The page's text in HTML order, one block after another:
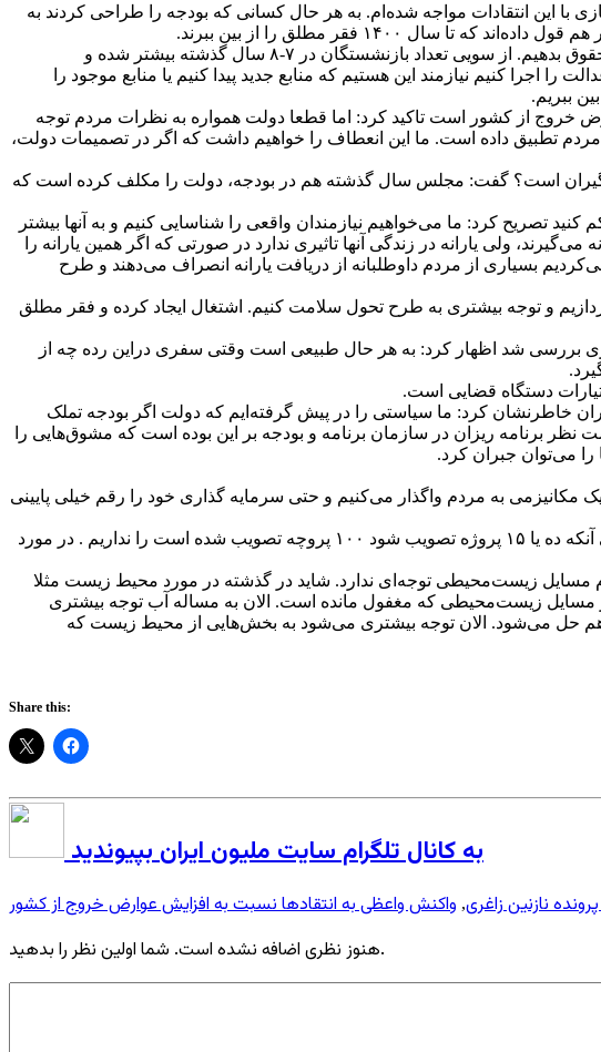
از کشور در لایحه بودجه ۹۷ اظهار کرد: ‌من هم در فضای مجازی با این انتقادات مواجه شده‌ام. به هر حال کسانی که بودجه را طراحی کردند به
فقر مطلق را از بین ببرند.
به گزارش آفتاب‌نیوز، وی در ادامه افزود: ما امروز یک دولت بزرگ داریم و باید هر ماه یک عدد قابل توجه به کارمندان دولت حقوق بدهیم. از سویی تعداد بازنشستگان در ۷-۸ سال گذشته بیشتر شده و
اجرا کنیم نیازمند این هستیم که منابع جدید پیدا کنیم یا منابع موجود را
ببریم.
خروج از کشور است تاکید کرد: اما قطعا دولت همواره به نظرات مردم توجه
تطبیق داده است. ما این انعطاف را خواهیم داشت که اگر در تصمیمات دولت،
۹۷ ، دولت با چه سیاستی به دنبال حذف یارانه بگیران است؟ گفت: مجلس سال گذشته هم در بودجه، دولت را مکلف کرده است که
کنید تصریح کرد: ما می‌خواهیم نیازمندان واقعی را شناسایی کنیم و به آنها بیشتر
ولی یارانه در زندگی آنها تاثیری ندارد در صورتی که اگر همین یارانه را
بسیاری از مردم داوطلبانه از دریافت یارانه انصراف می‌دهند و طرح
و توجه بیشتری به طرح تحول سلامت کنیم. اشتغال ایجاد کرده و فقر مطلق
بررسی شد اظهار کرد:‌ به هر حال طبیعی است وقتی سفری دراین رده چه از
دستگاه قضایی است.
خاطرنشان کرد: ما سیاستی را در پیش گرفته‌ایم که دولت اگر بودجه تملک
برنامه ریزان در سازمان برنامه و بودجه بر این بوده است که مشوق‌هایی را
می‌توان جبران کرد.
با یک مکانیزمی به مردم واگذار می‌کنیم و حتی سرمایه گذاری خود را رقم خیلی پایینی
واعظی افزود: مسلما بودجه کافی برای تکمیل همه آن طرح‌هایی که بعضا مطالعه شده هم نبوده و در یک سفر استانی به جای آنکه ده یا ۱۵ پروژه تصویب شود ۱۰۰ پروچه تصویب شده است را نداریم . در مورد
زیست‌محیطی توجه‌ای ندارد. شاید در گذشته در مورد محیط زیست مثلا
مسایل زیست‌محیطی که مغفول مانده است. الان به مساله آب توجه بیشتری
هم حل می‌شود. الان توجه بیشتری می‌شود به بخش‌هایی از محیط زیست که
Share this:
به کانال تلگرام سایت ملیون ایران بپیوندید
نازنین زاغری, واکنش واعظی به انتقادها نسبت به افزایش عوارض خروج از کشور
هنوز نظری اضافه نشده است. شما اولین نظر را بدهید.